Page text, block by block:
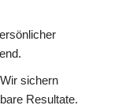
sichern
Resultate.